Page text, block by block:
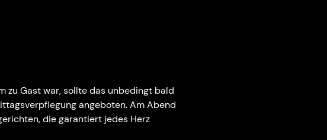
zu Gast war, sollte das unbedingt bald
angeboten. Am Abend
die garantiert jedes Herz